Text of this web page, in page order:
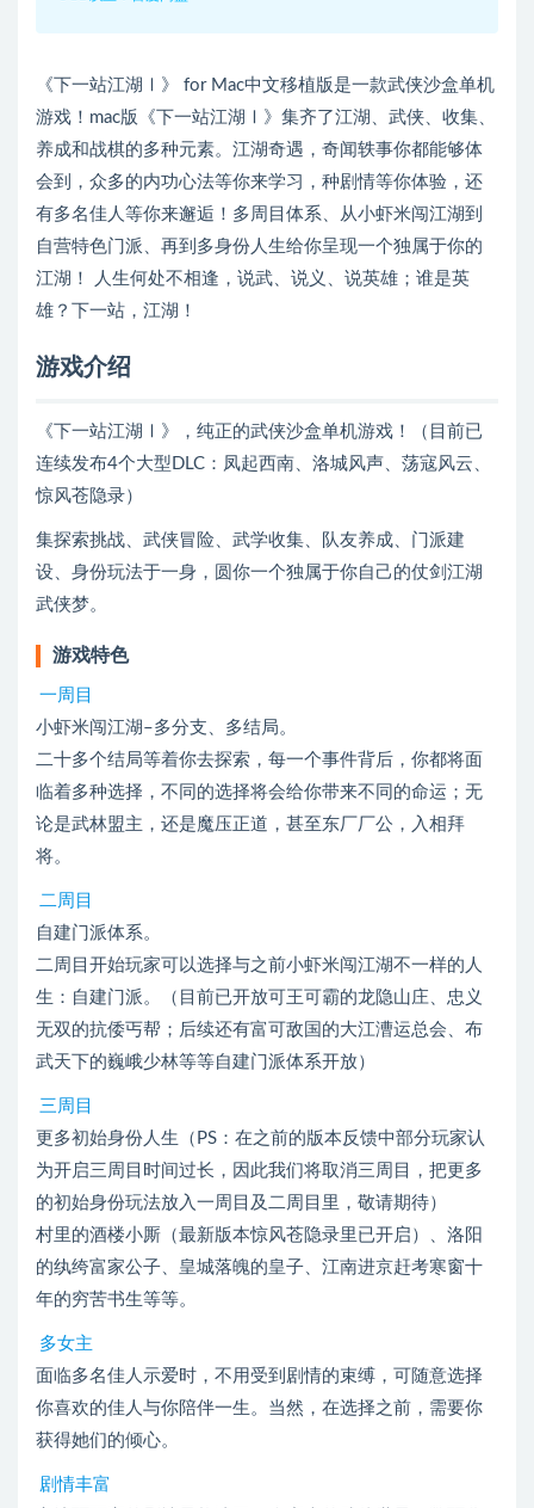
《下一站江湖Ⅰ》 for Mac中文移植版是一款武侠沙盒单机
游戏！mac版《下一站江湖Ⅰ》集齐了江湖、武侠、收集、
养成和战棋的多种元素。江湖奇遇，奇闻轶事你都能够体
会到，众多的内功心法等你来学习，种剧情等你体验，还
有多名佳人等你来邂逅！多周目体系、从小虾米闯江湖到
自营特色门派、再到多身份人生给你呈现一个独属于你的
江湖！ 人生何处不相逢，说武、说义、说英雄；谁是英
雄？下一站，江湖！
游戏介绍
《下一站江湖Ⅰ》，纯正的武侠沙盒单机游戏！（目前已
连续发布4个大型DLC：凤起西南、洛城风声、荡寇风云、
惊风苍隐录）
集探索挑战、武侠冒险、武学收集、队友养成、门派建
设、身份玩法于一身，圆你一个独属于你自己的仗剑江湖
武侠梦。
游戏特色
一周目
小虾米闯江湖–多分支、多结局。
二十多个结局等着你去探索，每一个事件背后，你都将面
临着多种选择，不同的选择将会给你带来不同的命运；无
论是武林盟主，还是魔压正道，甚至东厂厂公，入相拜
将。
二周目
自建门派体系。
二周目开始玩家可以选择与之前小虾米闯江湖不一样的人
生：自建门派。（目前已开放可王可霸的龙隐山庄、忠义
无双的抗倭丐帮；后续还有富可敌国的大江漕运总会、布
武天下的巍峨少林等等自建门派体系开放）
三周目
更多初始身份人生（PS：在之前的版本反馈中部分玩家认
为开启三周目时间过长，因此我们将取消三周目，把更多
的初始身份玩法放入一周目及二周目里，敬请期待）
村里的酒楼小厮（最新版本惊风苍隐录里已开启）、洛阳
的纨绔富家公子、皇城落魄的皇子、江南进京赶考寒窗十
年的穷苦书生等等。
多女主
面临多名佳人示爱时，不用受到剧情的束缚，可随意选择
你喜欢的佳人与你陪伴一生。当然，在选择之前，需要你
获得她们的倾心。
剧情丰富